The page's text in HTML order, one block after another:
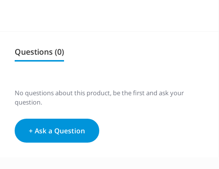
Questions (0)
No questions about this product, be the first and ask your
question.
+ Ask a Question